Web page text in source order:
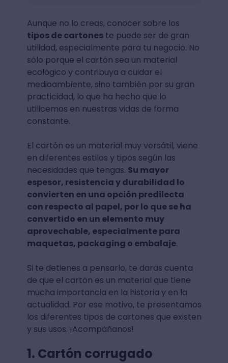
Aunque no lo creas, conocer sobre los
tipos de cartoneste puede ser de gran
utilidad, especialmente para tu negocio. No
sólo porque el cartón sea un material
ecológico y contribuya a cuidar el
medioambiente, sino también por su gran
practicidad, lo que ha hecho que lo
utilicemos en nuestras vidas de forma
constante.
El cartón es un material muy versátil, viene
en diferentes estilos y tipos según las
necesidades que tengas. Su mayor
espesor, resistencia y durabilidad lo
convierten en una opción predilecta
con respecto al papel, por lo que se ha
convertido en un elemento muy
aprovechable, especialmente para
maquetas, packaging o embalaje.
Si te detienes a pensarlo, te darás cuenta
de que el cartón es un material que tiene
mucha importancia en la historia y en la
actualidad. Por ese motivo, te presentamos
los diferentes tipos de cartones que existen
y sus usos. ¡Acompáñanos!
1. Cartón corrugado